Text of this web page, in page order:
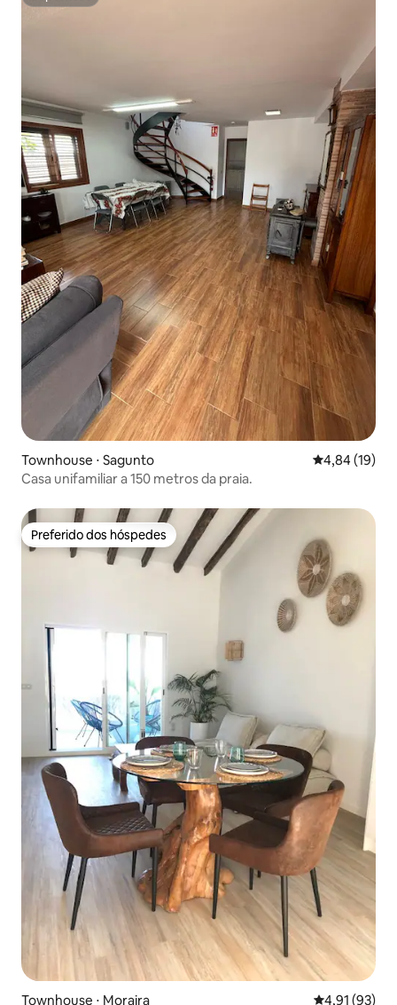
Townhouse ⋅ Sagunto 4,84 de uma
4,84 (19)
Casa unifamiliar a 150 metros da praia.
Preferido dos hóspedes
Preferido dos hóspedes
Townhouse ⋅ Moraira 4,91 de uma
4,91 (93)